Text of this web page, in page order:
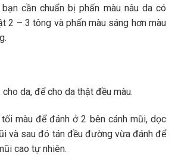
cần chuẩn bị phấn màu nâu da có
2 – 3 tông và phấn màu sáng hơn màu
da, để cho da thật đều màu.
tối màu để đánh ở 2 bên cánh mũi, dọc
và sau đó tán đều đường vừa đánh để
cao tự nhiên.